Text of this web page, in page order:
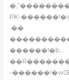
PK-
.��
������!�b…
-